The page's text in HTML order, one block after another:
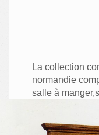
La collection
normandie
salle à